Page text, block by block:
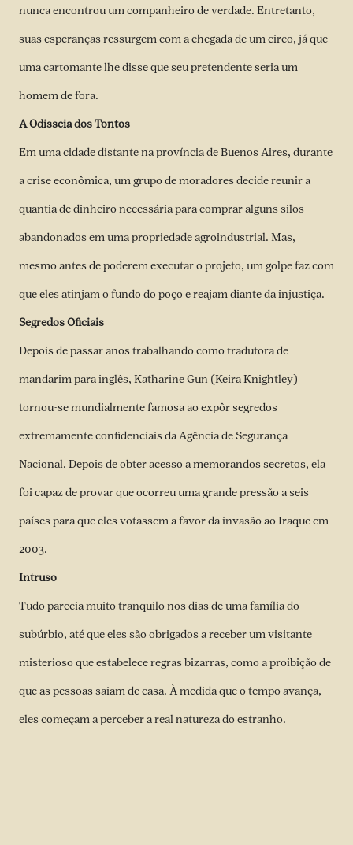
nunca encontrou um companheiro de verdade. Entretanto,
suas esperanças ressurgem com a chegada de um circo, já que
uma cartomante lhe disse que seu pretendente seria um
homem de fora.
A Odisseia dos Tontos
Em uma cidade distante na província de Buenos Aires, durante
a crise econômica, um grupo de moradores decide reunir a
quantia de dinheiro necessária para comprar alguns silos
abandonados em uma propriedade agroindustrial. Mas,
mesmo antes de poderem executar o projeto, um golpe faz com
que eles atinjam o fundo do poço e reajam diante da injustiça.
Segredos Oficiais
Depois de passar anos trabalhando como tradutora de
mandarim para inglês, Katharine Gun (Keira Knightley)
tornou-se mundialmente famosa ao expôr segredos
extremamente confidenciais da Agência de Segurança
Nacional. Depois de obter acesso a memorandos secretos, ela
foi capaz de provar que ocorreu uma grande pressão a seis
países para que eles votassem a favor da invasão ao Iraque em
2003.
Intruso
Tudo parecia muito tranquilo nos dias de uma família do
subúrbio, até que eles são obrigados a receber um visitante
misterioso que estabelece regras bizarras, como a proibição de
que as pessoas saiam de casa. À medida que o tempo avança,
eles começam a perceber a real natureza do estranho.